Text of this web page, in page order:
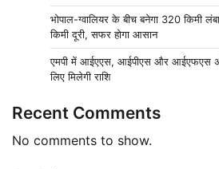
भोपाल-ग्वालियर के बीच बनेगा 320 किमी
किमी दूरी, सफर होगा आसान
एमपी में आईएएस, आईपीएस और आईएफएस
लिए मिलेगी राशि
Recent Comments
No comments to show.